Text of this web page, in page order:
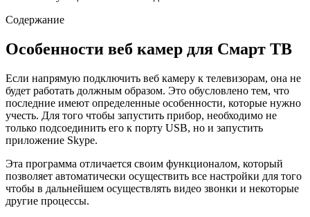
Содержание
Особенности веб камер для Смарт ТВ
Если напрямую подключить веб камеру к телевизорам, она не
будет работать должным образом. Это обусловлено тем, что
последние имеют определенные особенности, которые нужно
учесть. Для того чтобы запустить прибор, необходимо не
только подсоединить его к порту USB, но и запустить
приложение Skype.
Эта программа отличается своим функционалом, который
позволяет автоматически осуществить все настройки для того
чтобы в дальнейшем осуществлять видео звонки и некоторые
другие процессы.